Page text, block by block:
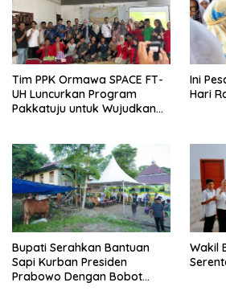
Tim PPK Ormawa SPACE FT-
UH Luncurkan Program
Pakkatuju untuk Wujudkan
Ini
Hari
Bupati Serahkan Bantuan
Sapi Kurban Presiden
Prabowo Dengan Bobot
Wakil